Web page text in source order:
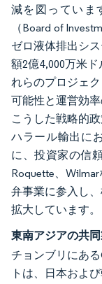
減を図っていま
（Board of
ゼロ液体排出シ
額2億4,000万米
れらのプロジェ
可能性と運営効
こうした戦略的
ハラール輸出に
に、投資家の信
Roquette、
弁事業に参入し
拡大しています。
東南アジアの共
チョンブリにあ
トは、日本およ